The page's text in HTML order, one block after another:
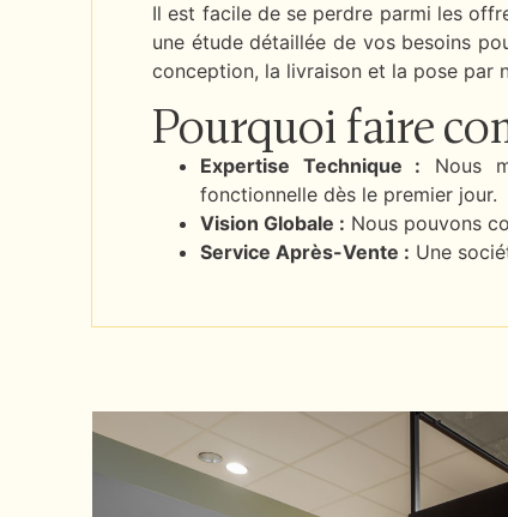
Il est facile de se perdre parmi les
une étude détaillée de vos besoins
conception, la livraison et la pose par
Pourquoi faire
Expertise Technique : Nous
fonctionnelle dès le premier jour.
Vision Globale : Nous pouvons
Service Après-Vente : Une